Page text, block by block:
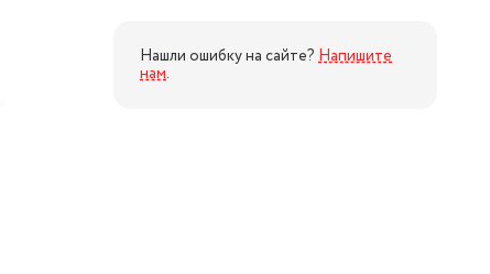
Нашли ошибку на сайте? Напишите
нам.